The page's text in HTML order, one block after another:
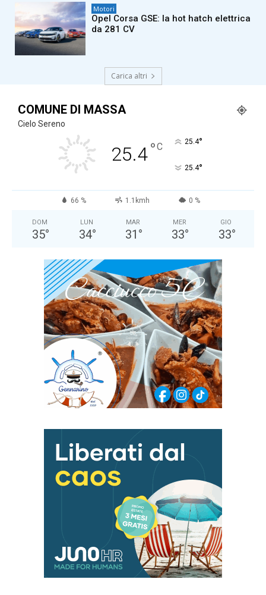
Motori
Opel Corsa GSE: la hot hatch elettrica
da 281 CV
Carica altri
COMUNE DI MASSA
Cielo Sereno
25.4°C 25.4°
25.4°
66 % 1.1kmh 0 %
DOM
35°
LUN
34°
MAR
31 °
MER
33°
GIO
33°